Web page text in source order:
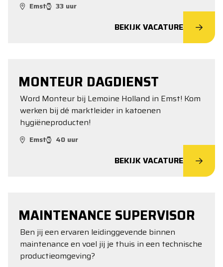
Emst 33 uur
BEKIJK VACATURE
MONTEUR DAGDIENST
Word Monteur bij Lemoine Holland in Emst! Kom
werken bij dé marktleider in katoenen
hygiëneproducten!
Emst 40 uur
BEKIJK VACATURE
MAINTENANCE SUPERVISOR
Ben jij een ervaren leidinggevende binnen
maintenance en voel jij je thuis in een technische
productieomgeving?